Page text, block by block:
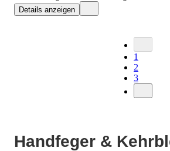
Details anzeigen
1
2
3
Handfeger &